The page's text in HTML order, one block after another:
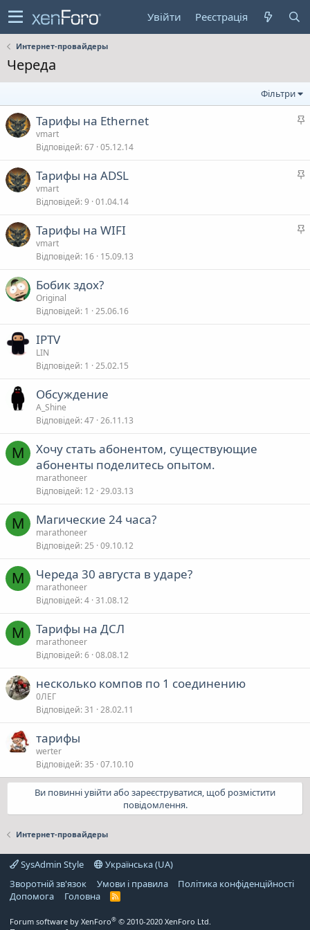
Увійти Реєстрація
Интернет-провайдеры
Череда
Фільтри
В
и
Тарифы на Ethernet
vmart
Відповідей 67 05.12.14
В
и
Тарифы на ADSL
vmart
Відповідей 9 01.04.14
В
Тарифы на WIFI
vmart
Відповідей 16 15.09.13
Бобик здох?
Original
Відповідей 1 25.06.16
IPTV
LIN
Відповідей 1 25.02.15
Обсуждение
A_Shine
Відповідей 47 26.11.13
M
Хочу стать абонентом, существующие
абоненты поделитесь опытом.
marathoneer
Відповідей 12 29.03.13
M Магические 24 часа?
marathoneer
Відповідей 25 09.10.12
M Череда 30 августа в ударе?
marathoneer
Відповідей 4 31.08.12
M Тарифы на ДСЛ
marathoneer
Відповідей 6 08.08.12
несколько компов по 1 соединению
0ЛЕГ
Відповідей 31 28.02.11
тарифы
werter
Відповідей 35 07.10.10
Ви повинні увійти або зареєструватися, щоб розмістити
повідомлення.
Интернет-провайдеры
SysAdmin Style
Українська (UA)
Зворотній зв'язок
Умови і правила
Політика конфіденційності
Дoпoмoга
Головна
R
Forum software by XenForo® © 2010-2020 XenForo Ltd.